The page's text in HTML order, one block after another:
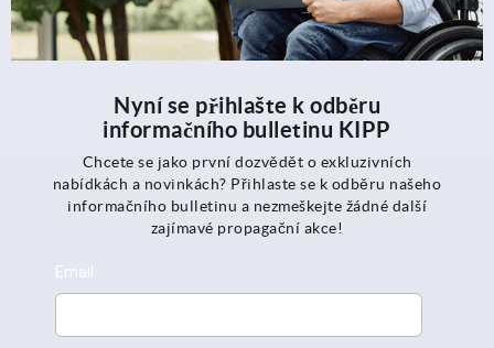
Nyní se přihlašte k odběru
informačního bulletinu KIPP
Chcete se jako první dozvědět o exkluzivních
nabídkách a novinkách? Přihlaste se k odběru našeho
informačního bulletinu a nezmeškejte žádné další
zajímavé propagační akce!